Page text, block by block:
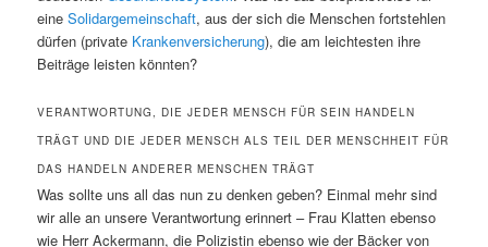
eineSolidargemeinschaft, aus der sich die Menschen fortstehlen
dürfen (private Krankenversicherung), die am leichtesten ihre
Beiträge leisten könnten?
VERANTWORTUNG, DIE JEDER MENSCH FÜR SEIN HANDELN
TRÄGT UND DIE JEDER MENSCH ALS TEIL DER MENSCHHEIT FÜR
DAS HANDELN ANDERER MENSCHEN TRÄGT
Was sollte uns all das nun zu denken geben? Einmal mehr sind
wir alle an unsere Verantwortung erinnert – Frau Klatten ebenso
wie Herr Ackermann, die Polizistin ebenso wie der Bäcker von